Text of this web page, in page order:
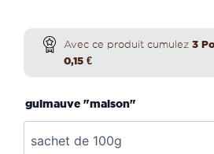
Avec ce produit cumulez 3
0,15 €
guimauve "maison"
quantité
Guimauve
maison
la
fleur
d'oranger